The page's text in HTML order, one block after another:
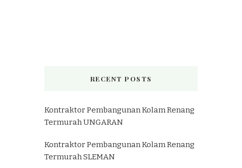
RECENT POSTS
Kontraktor Pembangunan Kolam Renang
Termurah UNGARAN
Kontraktor Pembangunan Kolam Renang
Termurah SLEMAN